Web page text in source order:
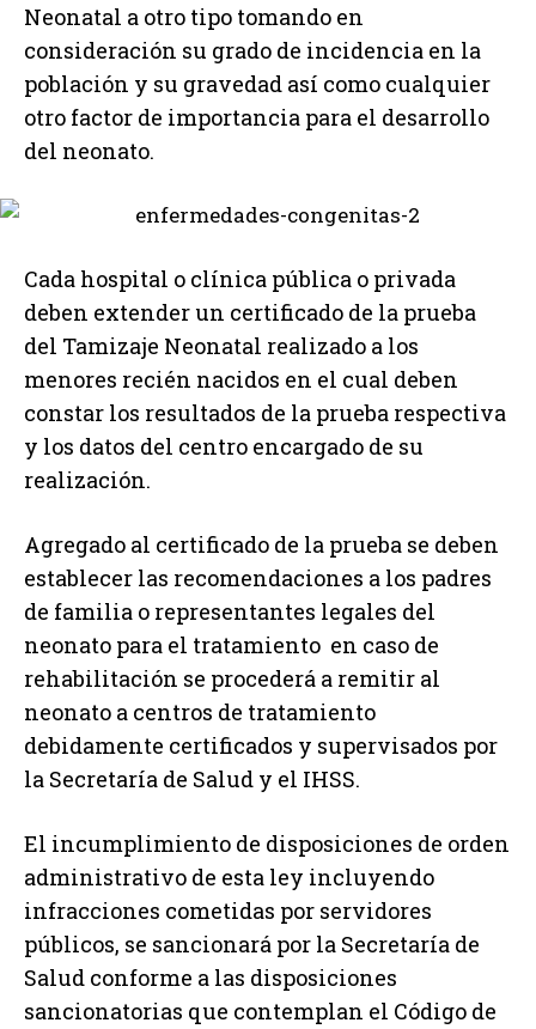
Neonatal a otro tipo tomando en
consideración su grado de incidencia en la
población y su gravedad así como cualquier
otro factor de importancia para el desarrollo
del neonato.
Cada hospital o clínica pública o privada
deben extender un certificado de la prueba
del Tamizaje Neonatal realizado a los
menores recién nacidos en el cual deben
constar los resultados de la prueba respectiva
y los datos del centro encargado de su
realización.
Agregado al certificado de la prueba se deben
establecer las recomendaciones a los padres
de familia o representantes legales del
neonato para el tratamiento en caso de
rehabilitación se procederá a remitir al
neonato a centros de tratamiento
debidamente certificados y supervisados por
la Secretaría de Salud y el IHSS.
El incumplimiento de disposiciones de orden
administrativo de esta ley incluyendo
infracciones cometidas por servidores
públicos, se sancionará por la Secretaría de
Salud conforme a las disposiciones
sancionatorias que contemplan el Código de